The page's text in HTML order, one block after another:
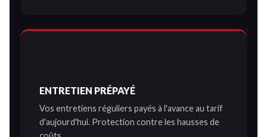
ENTRETIEN PRÉPAYÉ
Vos entretiens réguliers payés à l'avance au tarif
d'aujourd'hui. Protection contre les hausses de